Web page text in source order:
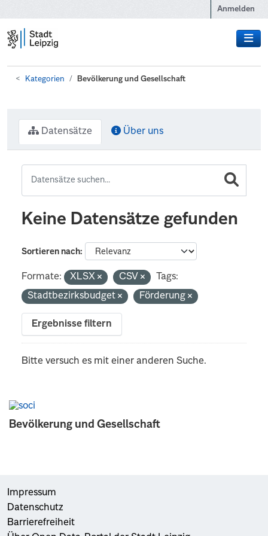
Anmelden
Kategorien Bevölkerung und Gesellschaft
Bevölkerung und Gesellschaft
Datensätze Über uns
Keine Datensätze gefunden
Sortieren nach
Formate: XLSX CSV
Tags:
Stadtbezirksbudget
Förderung
Ergebnisse filtern
Bitte versuch es mit einer anderen Suche.
Impressum
Datenschutz
Barrierefreiheit